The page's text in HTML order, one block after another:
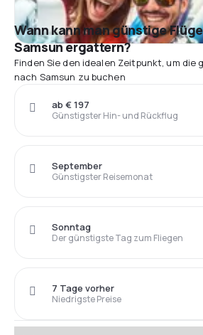
Wann kann man günstige
Samsun ergattern?
Finden Sie den idealen Zeitpunkt, um
nach Samsun zu buchen
Günstigster Hin- und Rückflug
ab € 197
Günstigster Reisemonat
September
Der günstigste Tag zum Fliegen
Sonntag
Niedrigste Preise
7 Tage vorher